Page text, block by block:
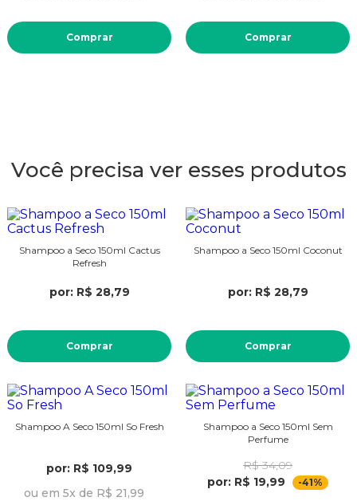
Comprar Comprar
Você precisa ver esses produtos
Shampoo a Seco 150ml Cactus
Refresh
por: R$ 28,79
Comprar
Shampoo a Seco 150ml Coconut
por: R$ 28,79
Comprar
Shampoo A Seco 150ml So Fresh
por: R$ 109,99
ou em 5x de R$ 21,99
Shampoo a Seco 150ml Sem
Perfume
R$ 34,09
por: R$ 19,99
-41%